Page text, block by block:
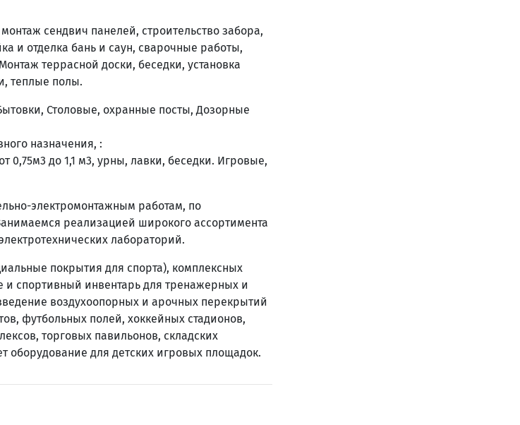
сендвич панелей, строительство забора,
и отделка бань и саун, сварочные работы,
террасной доски, беседки, установка
теплые полы.
Столовые, охранные посты, Дозорные
назначения, :
0,75м3 до 1,1 м3, урны, лавки, беседки. Игровые,
электромонтажным работам, по
реализацией широкого ассортимента
лабораторий.
покрытия для спорта), комплексных
спортивный инвентарь для тренажерных и
воздухоопорных и арочных перекрытий
футбольных полей, хоккейных стадионов,
торговых павильонов, складских
оборудование для детских игровых площадок.